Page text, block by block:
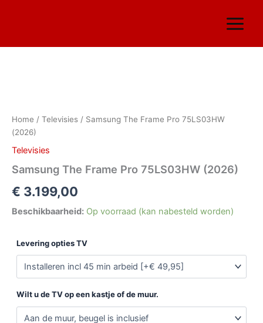
inhoud
Home / Televisies / Samsung The Frame Pro 75LS03HW
(2026)
Televisies
Samsung The Frame Pro 75LS03HW (2026)
€ 3.199,00
Beschikbaarheid: Op voorraad (kan nabesteld worden)
Levering opties TV
Wilt u de TV op een kastje of de muur.
Pro
75LS03HW
(2026)
aantal